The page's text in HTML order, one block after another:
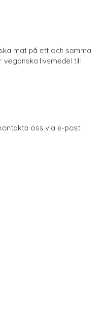
mat på ett och samma
veganska livsmedel till
oss via e-post: